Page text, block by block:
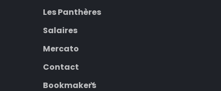
Les Panthères
Salaires
Mercato
Contact
Bookmakers